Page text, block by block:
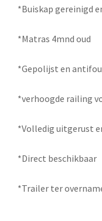
*Buiskap gereinigd
*Matras 4mnd oud
*Gepolijst en
*verhoogde railing
*Volledig uitgerust
*Direct beschikbaar
*Trailer ter